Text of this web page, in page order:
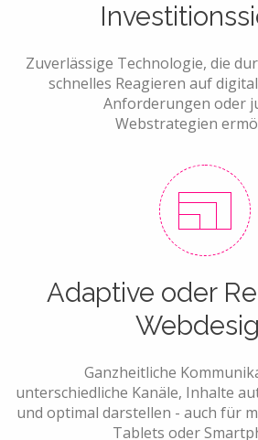
Zuverlässige Technologie, die
schnelles Reagieren auf
Anforderungen oder
Webstrategien
Adaptive oder
Ganzheitliche
unterschiedliche Kanäle, Inhalte
und optimal darstellen - auch für
Tablets oder